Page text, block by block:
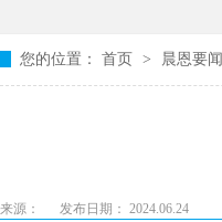
您的位置： 首页 > 晨恩要闻
来源： 发布日期： 2024.06.24